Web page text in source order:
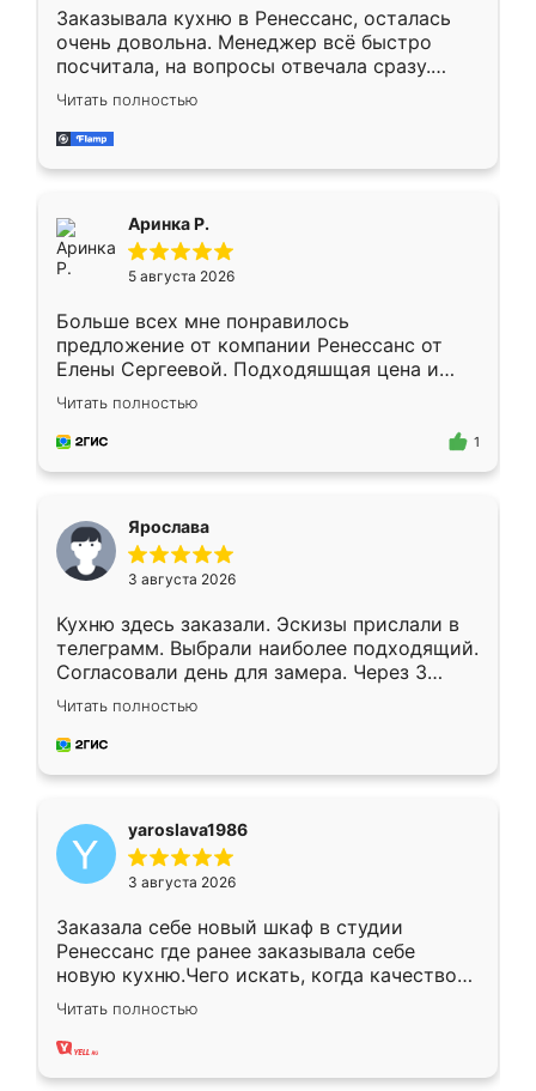
Заказывала кухню в Ренессанс, осталась
очень довольна. Менеджер всё быстро
посчитала, на вопросы отвечала сразу.
Замерщик приехал в субботу, подошёл к
делу со всей ответственностью. Собрали
за день, ребята работали аккуратно, даже
Читать полностью
Аринка Р.
5 августа 2026
Больше всех мне понравилось
предложение от компании Ренессанс от
Елены Сергеевой. Подходяшщая цена и
короткие сроки изготовления. Приехавший
для замера сотрудник Владислав
предложил по моему эскизу самый
Читать полностью
1
Ярослава
3 августа 2026
Кухню здесь заказали. Эскизы прислали в
телеграмм. Выбрали наиболее подходящий.
Согласовали день для замера. Через 3
недели кухня была уже готова. Остались
довольны работой. Спасибо Ренессанс
мебель за качественную работу!
Читать полностью
yaroslava1986
3 августа 2026
Заказала себе новый шкаф в студии
Ренессанс где ранее заказывала себе
новую кухню.Чего искать, когда качеством
вполне довольна. Служит кухня уже почти
два года, нареканий нет.
Читать полностью